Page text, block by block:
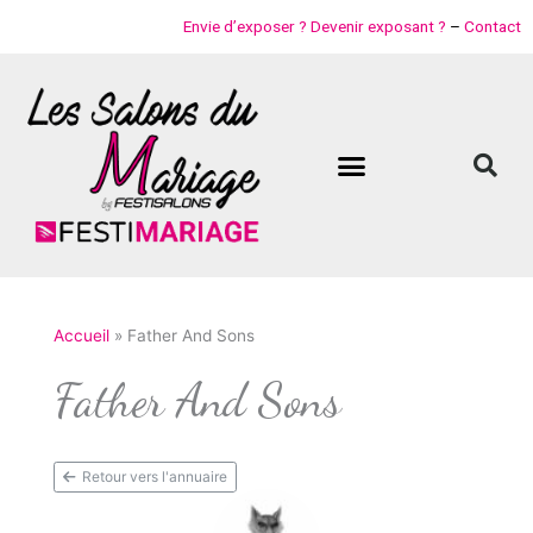
Envie d’exposer ? Devenir exposant ? – Contact
Accueil Father And Sons
Father And Sons
Retour vers l'annuaire